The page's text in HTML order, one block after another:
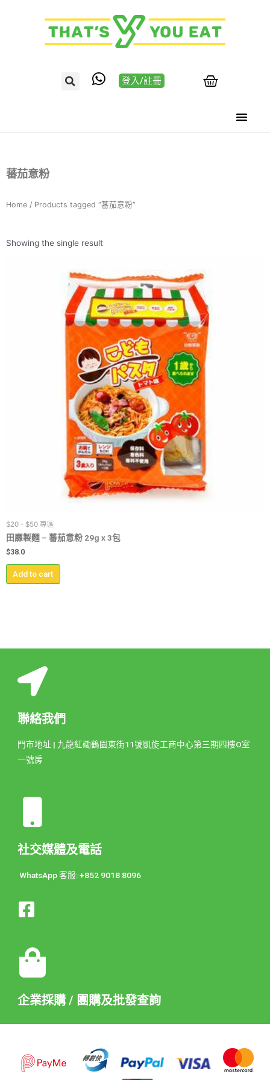
登入/註冊
蕃茄意粉
Home / Products tagged “蕃茄意粉”
Showing the single result
$20 - $50 專區
田靡製麵 – 蕃茄意粉 29g x 3包
$38.0
Add to cart
聯絡我們
門市地址 | 九龍紅磡鶴園東街11號凱旋工商中心第三期四樓O室
一號房
社交媒體及電話
WhatsApp 客服: +852 9018 8096
企業採購 / 團購及批發查詢